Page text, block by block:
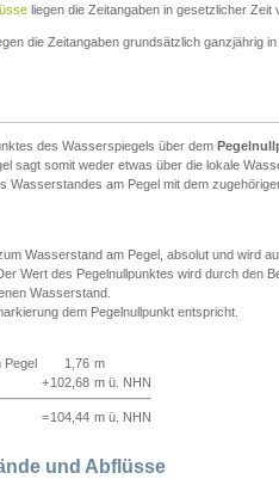
liegen die Zeitangaben in gesetzlicher Zeit
die Zeitangaben grundsätzlich ganzjährig
des Wasserspiegels über dem
sagt somit weder etwas über die lokale
Wasserstandes am Pegel mit dem
Wasserstand am Pegel, absolut und wird
Wert des Pegelnullpunktes wird durch den
Wasserstand.
dem Pegelnullpunkt entspricht.
Pegel
1,76 m
+102,68 m ü. NHN
=104,44 m ü. NHN
und Abflüsse